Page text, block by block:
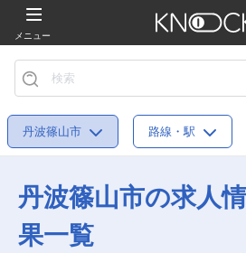
メニュー
丹波篠山市 路線・駅
丹波篠山市の求人
果一覧